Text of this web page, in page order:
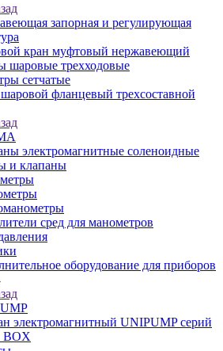
запорная и регулирующая
кран муфтовый нержавеющий
шаровые трехходовые
сетчатые
фланцевый трехсоставной
электромагнитные соленоидные
и клапаны
сред для манометров
оборудование для приборов
электромагнитный UNIPUMP серий
BOX